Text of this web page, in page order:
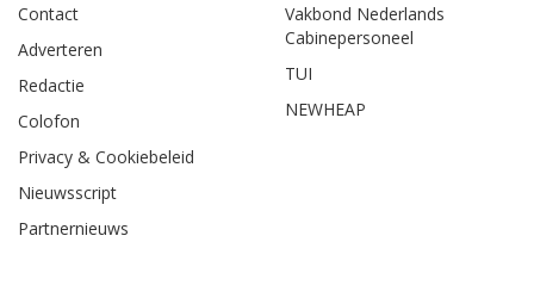
Contact
Adverteren
Redactie
Colofon
Privacy & Cookiebeleid
Nieuwsscript
Partnernieuws
Vakbond Nederlands
Cabinepersoneel
TUI
NEWHEAP